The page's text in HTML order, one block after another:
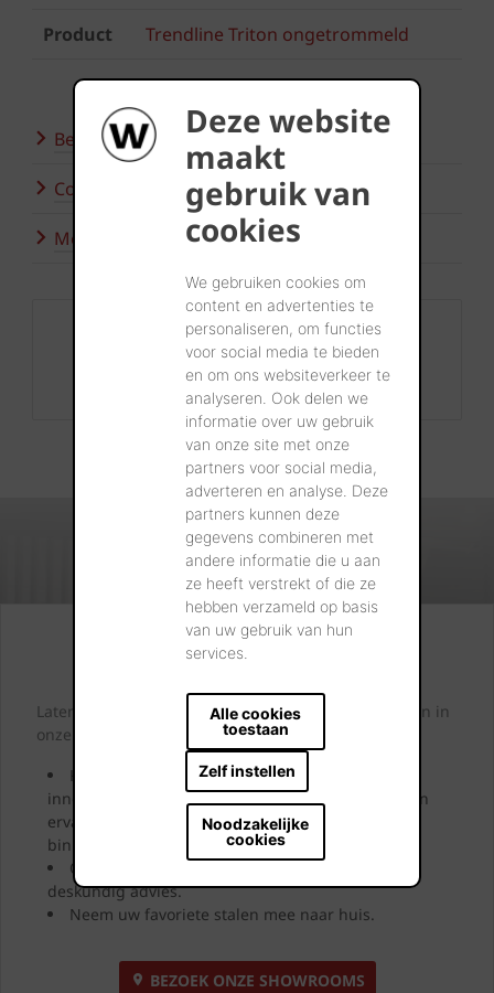
Deze website
maakt
gebruik van
cookies
We gebruiken cookies om
content en advertenties te
personaliseren, om functies
voor social media te bieden
en om ons websiteverkeer te
analyseren. Ook delen we
informatie over uw gebruik
van onze site met onze
partners voor social media,
adverteren en analyse. Deze
partners kunnen deze
gegevens combineren met
andere informatie die u aan
ze heeft verstrekt of die ze
hebben verzameld op basis
van uw gebruik van hun
services.
Alle cookies
toestaan
Zelf instellen
Noodzakelijke
cookies
Product Trendline Triton ongetrommeld
Bezoek onze showroom
Contacteer ons
Meer inspiratie
Contact
+32 56 24 96 38
info@wienerberger.be
Kijk. Droom. Kies.
Laten we samen letterlijk uw dromen tastbaar maken in
onze showrooms.
Kom langs en laat u inspireren door onze
innovatieve oplossingen. Bekijk ze, neem ze vast en
ervaar uw toekomstige gevel, dak, bestrating of
binnenmuur.
Onze showroomadviseurs geven u uitgebreid
deskundig advies.
Neem uw favoriete stalen mee naar huis.
BEZOEK ONZE SHOWROOMS